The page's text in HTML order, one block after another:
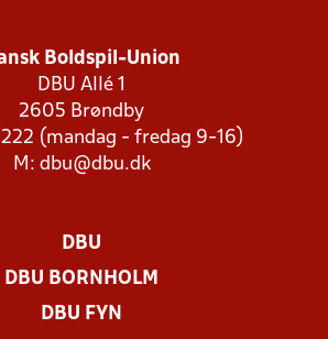
Boldspil-Union
DBU Allé 1
2605 Brøndby
(mandag - fredag 9-16)
M: dbu@dbu.dk
DBU
DBU BORNHOLM
DBU FYN